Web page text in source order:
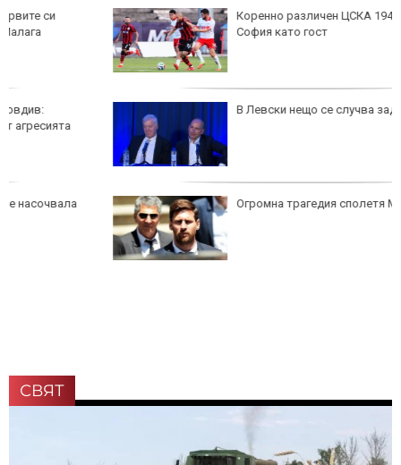
Коренно различен ЦСКА 1948 удари Локо
София като гост
В Левски нещо се случва зад кулисите
Огромна трагедия сполетя Меси
СВЯТ